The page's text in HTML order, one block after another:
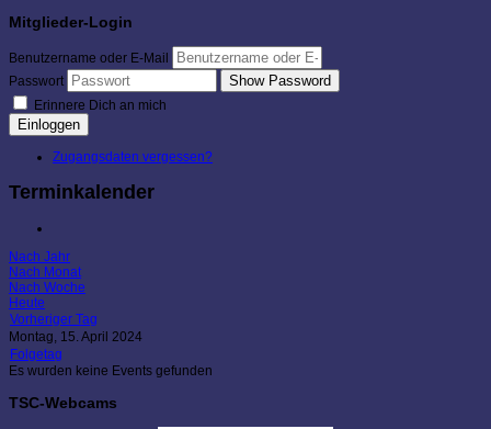
Mitglieder-Login
Benutzername oder E-Mail
Passwort
Show Password
Erinnere Dich an mich
Einloggen
Zugangsdaten vergessen?
Terminkalender
Nach Jahr
Nach Monat
Nach Woche
Heute
Vorheriger Tag
Montag, 15. April 2024
Folgetag
Es wurden keine Events gefunden
TSC-Webcams